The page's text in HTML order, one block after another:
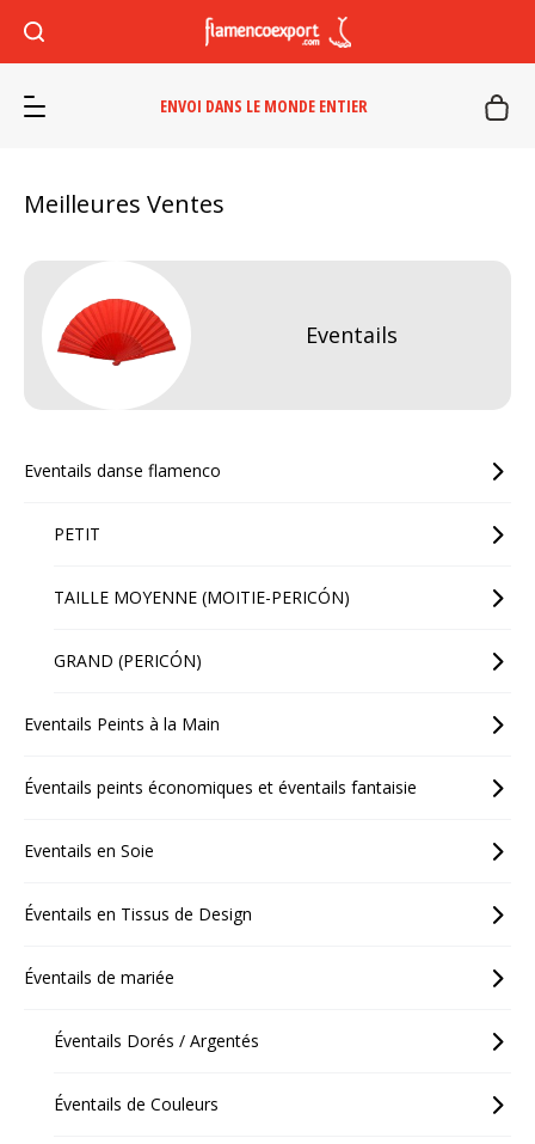
ENVOI DANS LE MONDE ENTIER
Meilleures Ventes
Eventails
Eventails danse flamenco
PETIT
TAILLE MOYENNE (MOITIE-PERICÓN)
GRAND (PERICÓN)
Eventails Peints à la Main
Éventails peints économiques et éventails fantaisie
Eventails en Soie
Éventails en Tissus de Design
Éventails de mariée
Éventails Dorés / Argentés
Éventails de Couleurs